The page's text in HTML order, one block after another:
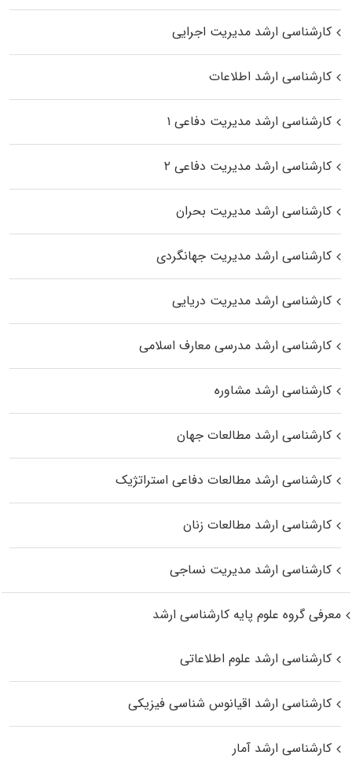
کارشناسی ارشد مدیریت اجرایی
کارشناسی ارشد اطلاعات
کارشناسی ارشد مدیریت دفاعی ۱
کارشناسی ارشد مدیریت دفاعی ۲
کارشناسی ارشد مدیریت بحران
کارشناسی ارشد مدیریت جهانگردی
کارشناسی ارشد مدیریت دریایی
کارشناسی ارشد مدرسی معارف اسلامی
کارشناسی ارشد مشاوره
کارشناسی ارشد مطالعات جهان
کارشناسی ارشد مطالعات دفاعی استراتژیک
کارشناسی ارشد مطالعات زنان
کارشناسی ارشد مدیریت نساجی
معرفی گروه علوم پایه کارشناسی ارشد
کارشناسی ارشد علوم اطلاعاتی
کارشناسی ارشد اقیانوس‌ شناسی فیزیکی
کارشناسی ارشد آمار